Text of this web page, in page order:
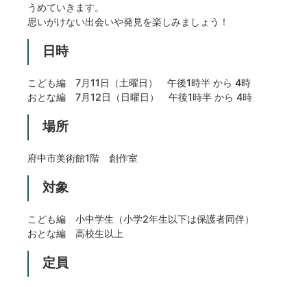
うめていきます。
思いがけない出会いや発見を楽しみましょう！
日時
こども編 7月11日（土曜日） 午後1時半 から 4時
おとな編 7月12日（日曜日） 午後1時半 から 4時
場所
府中市美術館1階 創作室
対象
こども編 小中学生（小学2年生以下は保護者同伴）
おとな編 高校生以上
定員